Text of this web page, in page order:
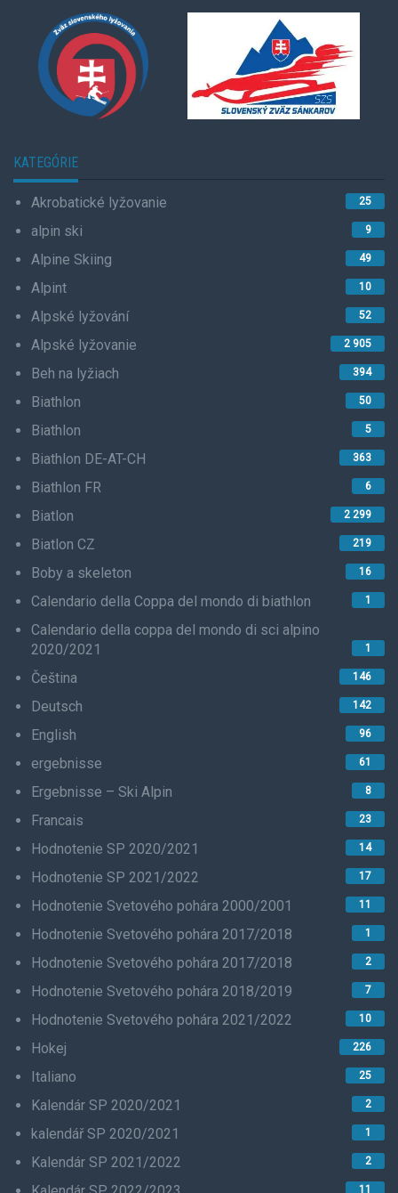
KATEGÓRIE
Akrobatické lyžovanie 25
alpin ski 9
Alpine Skiing 49
Alpint 10
Alpské lyžování 52
Alpské lyžovanie 2 905
Beh na lyžiach 394
Biathlon 50
Biathlon 5
Biathlon DE-AT-CH 363
Biathlon FR 6
Biatlon 2 299
Biatlon CZ 219
Boby a skeleton 16
Calendario della Coppa del mondo di biathlon 1
Calendario della coppa del mondo di sci alpino
2020/2021
1
Čeština 146
Deutsch 142
English 96
ergebnisse 61
Ergebnisse – Ski Alpin 8
Francais 23
Hodnotenie SP 2020/2021 14
Hodnotenie SP 2021/2022 17
Hodnotenie Svetového pohára 2000/2001 11
Hodnotenie Svetového pohára 2017/2018 1
Hodnotenie Svetového pohára 2017/2018 2
Hodnotenie Svetového pohára 2018/2019 7
Hodnotenie Svetového pohára 2021/2022 10
Hokej 226
Italiano 25
Kalendár SP 2020/2021 2
kalendář SP 2020/2021 1
Kalendár SP 2021/2022 2
11